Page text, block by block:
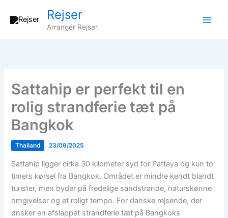
Rejser
Arrangér Rejser
Sattahip er perfekt til en
rolig strandferie tæt på
Bangkok
Thailand 23/09/2025
Sattahip ligger cirka 30 kilometer syd for Pattaya og kun to
timers kørsel fra Bangkok. Området er mindre kendt blandt
turister, men byder på fredelige sandstrande, naturskønne
omgivelser og et roligt tempo. For danske rejsende, der
ønsker en afslappet strandferie tæt på Bangkoks